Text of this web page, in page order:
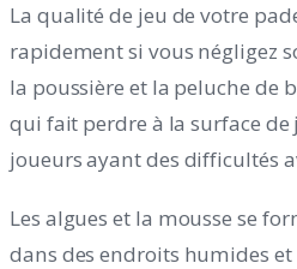
La qualité de jeu de votre
rapidement si vous négligez
la poussière et la peluche de
qui fait perdre à la surface de
joueurs ayant des difficultés
Les algues et la mousse se
dans des endroits humides